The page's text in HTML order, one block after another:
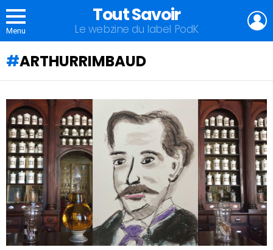
Menu
Tout Savoir
Le webzine du label PodK
ARTHURRIMBAUD
QU'ALLEZ-
VOUS
APPRENDRE
AUJOURD'HUI
?